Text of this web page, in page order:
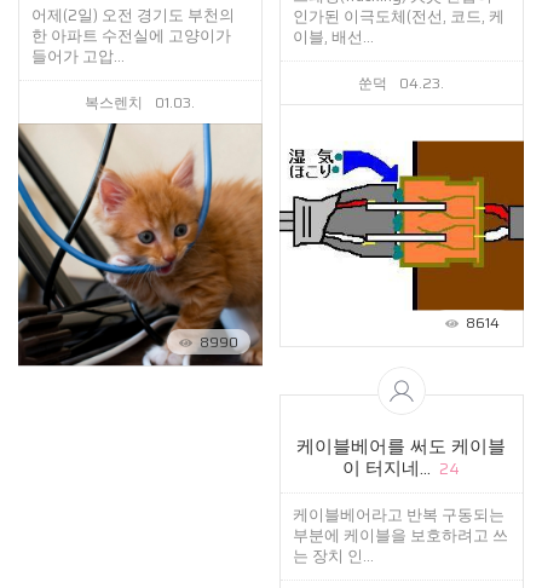
인가된 이극도체(전선, 코드, 케
이블, 배선...
쑨덕 04.23.
8614
어제(2일) 오전 경기도 부천의
한 아파트 수전실에 고양이가
들어가 고압...
복스렌치 01.03.
8990
케이블베어를 써도 케이블
이 터지네... 24
케이블베어라고 반복 구동되는
부분에 케이블을 보호하려고 쓰
는 장치 인...